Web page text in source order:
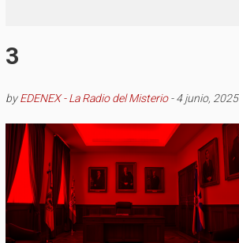
3
byEDENEX - La Radio del Misterio-4 junio, 2025